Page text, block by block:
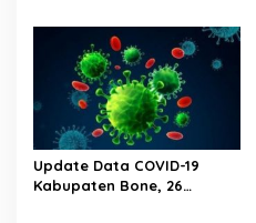
Wita
Update Data COVID-19
Kabupaten Bone, 26